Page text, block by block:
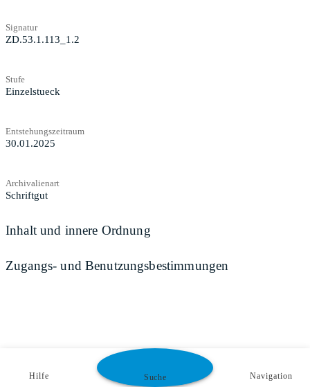
Signatur
ZD.53.1.113_1.2
Stufe
Einzelstueck
Entstehungszeitraum
30.01.2025
Archivalienart
Schriftgut
Inhalt und innere Ordnung
Zugangs- und Benutzungsbestimmungen
Hilfe Suche Navigation